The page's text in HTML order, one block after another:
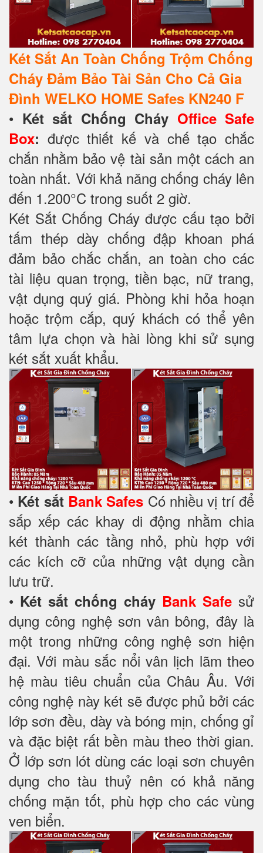
Két Sắt An Toàn Chống Trộm Chống
Cháy Đảm Bảo Tài Sản Cho Cả Gia
Đình WELKO HOME Safes KN240 F
• Két sắt Chống Cháy Office Safe
Box: được thiết kế và chế tạo chắc
chắn nhằm bảo vệ tài sản một cách an
toàn nhất. Với khả năng chống cháy lên
đến 1.200°C trong suốt 2 giờ.
Két Sắt Chống Cháy được cấu tạo bởi
tấm thép dày chống đập khoan phá
đảm bảo chắc chắn, an toàn cho các
tài liệu quan trọng, tiền bạc, nữ trang,
vật dụng quý giá. Phòng khi hỏa hoạn
hoặc trộm cắp, quý khách có thể yên
tâm lựa chọn và hài lòng khi sử sụng
két sắt xuất khẩu.
• Két sắt Bank Safes Có nhiều vị trí để
sắp xếp các khay di động nhằm chia
két thành các tầng nhỏ, phù hợp với
các kích cỡ của những vật dụng cần
lưu trữ.
• Két sắt chống cháy Bank Safe sử
dụng công nghệ sơn vân bông, đây là
một trong những công nghệ sơn hiện
đại. Với màu sắc nổi vân lịch lãm theo
hệ màu tiêu chuẩn của Châu Âu. Với
công nghệ này két sẽ được phủ bởi các
lớp sơn đều, dày và bóng mịn, chống gỉ
và đặc biệt rất bền màu theo thời gian.
Ở lớp sơn lót dùng các loại sơn chuyên
dụng cho tàu thuỷ nên có khả năng
chống mặn tốt, phù hợp cho các vùng
ven biển.